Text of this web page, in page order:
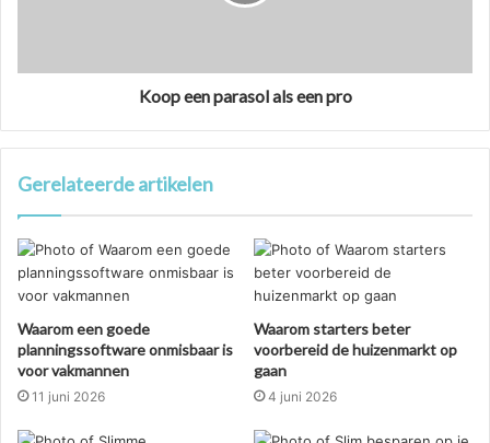
Koop een parasol als een pro
Gerelateerde artikelen
Waarom een goede
planningssoftware onmisbaar is
voor vakmannen
11 juni 2026
Waarom starters beter
voorbereid de huizenmarkt op
gaan
4 juni 2026